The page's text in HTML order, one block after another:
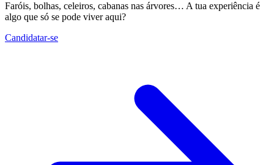
Faróis, bolhas, celeiros, cabanas nas árvores… A tua experiência é
algo que só se pode viver aqui?
Candidatar-se